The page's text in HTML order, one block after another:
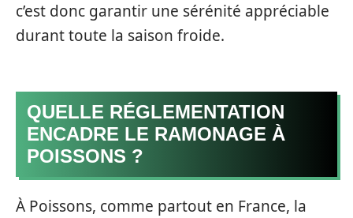
c’est donc garantir une sérénité appréciable
durant toute la saison froide.
QUELLE RÉGLEMENTATION
ENCADRE LE RAMONAGE À
POISSONS ?
À Poissons, comme partout en France, la